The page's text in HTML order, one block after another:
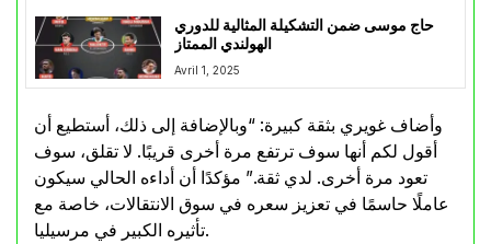
حاج موسى ضمن التشكيلة المثالية للدوري
الهولندي الممتاز
Avril 1, 2025
وأضاف غويري بثقة كبيرة: “وبالإضافة إلى ذلك، أستطيع أن
أقول لكم أنها سوف ترتفع مرة أخرى قريبًا. لا تقلق، سوف
تعود مرة أخرى. لدي ثقة.” مؤكدًا أن أداءه الحالي سيكون
عاملًا حاسمًا في تعزيز سعره في سوق الانتقالات، خاصة مع
تأثيره الكبير في مرسيليا.